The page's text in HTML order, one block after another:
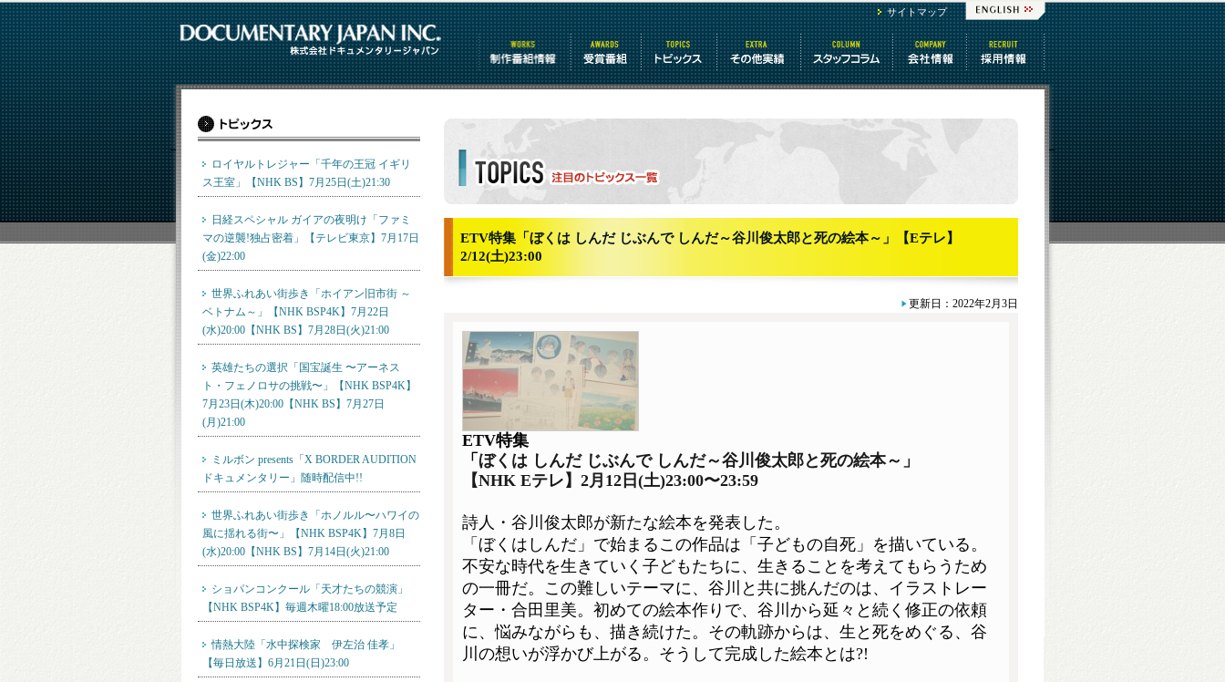
サイトマップ
制作番組情報 受賞番組 トピックス その他情報 スタッフコラム 会社情報 番組制作 求人
ETV特集「ぼくは しんだ じぶんで しんだ～谷川俊太郎と死の絵本～」【Eテレ】
2/12(土)23:00
更新日：2022年2月3日
ETV特集
「 ぼくは しんだ じぶんで しんだ～谷川俊太郎と死の絵本～」
【NHK Eテレ】2月12日(土)23:00〜23:59
詩人・谷川俊太郎が新たな絵本を発表した。
「ぼくはしんだ」で始まるこの作品は「子どもの自死」を描いている。
不安な時代を生きていく子どもたちに、生きることを考えてもらうため
の一冊だ。この難しいテーマに、谷川と共に挑んだのは、イラストレー
ター・合田里美。初めての絵本作りで、谷川から延々と続く修正の依頼
に、悩みながらも、描き続けた。その軌跡からは、生と死をめぐる、谷
川の想いが浮かび上がる。そうして完成した絵本とは?!
ロイヤルトレジャー「千年の王冠 イギリ
ス王室」【NHK BS】7月25日(土)21:30
日経スペシャル ガイアの夜明け「ファミ
マの逆襲!独占密着」【テレビ東京】7月17日
(金)22:00
世界ふれあい街歩き「ホイアン旧市街 ～
ベトナム～」【NHK BSP4K】7月22日
(水)20:00【NHK BS】7月28日(火)21:00
英雄たちの選択「国宝誕生 〜アーネス
ト・フェノロサの挑戦〜」【NHK BSP4K】
7月23日(木)20:00【NHK BS】7月27日
(月)21:00
ミルボン presents「X BORDER AUDITION
ドキュメンタリー」随時配信中!!
世界ふれあい街歩き「ホノルル〜ハワイの
風に揺れる街〜」【NHK BSP4K】7月8日
(水)20:00【NHK BS】7月14日(火)21:00
ショパンコンクール「天才たちの競演」
【NHK BSP4K】毎週木曜18:00放送予定
情熱大陸「水中探検家 伊左治 佳孝」
【毎日放送】6月21日(日)23:00